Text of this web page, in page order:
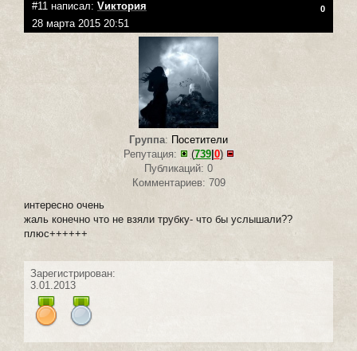
#11 написал: Vиктория 0
28 марта 2015 20:51
Группа: Посетители
Репутация:
(739|0)
Публикаций: 0
Комментариев: 709
интересно очень
жаль конечно что не взяли трубку- что бы услышали??
плюс++++++
Зарегистрирован:
3.01.2013